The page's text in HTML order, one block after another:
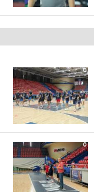
0
0